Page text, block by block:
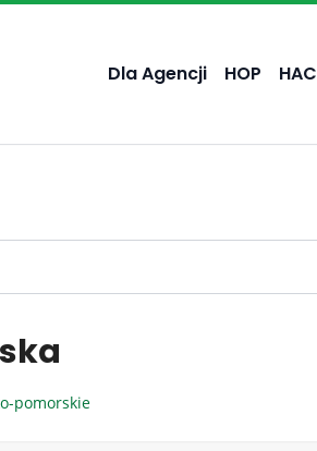
Dla Agencji HOP HAC
pomorskie